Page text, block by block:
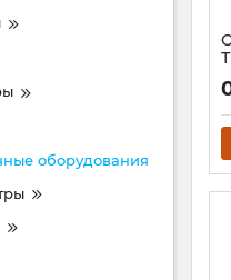
оборудования